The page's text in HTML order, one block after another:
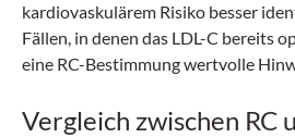
kardiovaskulärem Risiko besser
Fällen, in denen das LDL-C bereits
eine RC-Bestimmung wertvolle
Vergleich zwischen RC